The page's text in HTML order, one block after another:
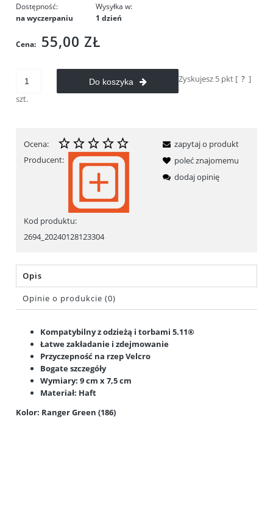
Dostępność:
na wyczerpaniu
Wysyłka w:
1 dzień
Cena: 55,00 ZŁ
szt.
Do koszyka Zyskujesz 5 pkt [ ? ]
Ocena:
Producent:
Kod produktu:
2694_20240128123304
zapytaj o produkt
poleć znajomemu
dodaj opinię
Opis
Opinie o produkcie (0)
Kompatybilny z odzieżą i torbami 5.11®
Łatwe zakładanie i zdejmowanie
Przyczepność na rzep Velcro
Bogate szczegóły
Wymiary: 9 cm x 7,5 cm
Materiał: Haft
Kolor: Ranger Green (186)